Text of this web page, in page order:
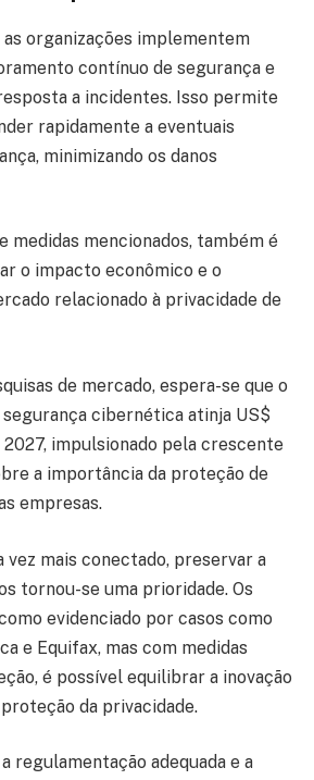
organizações implementem
contínuo de segurança e
a incidentes. Isso permite
rapidamente a eventuais
minimizando os danos
medidas mencionados, também é
o impacto econômico e o
relacionado à privacidade de
de mercado, espera-se que o
cibernética atinja US$
impulsionado pela crescente
a importância da proteção de
empresas.
vez mais conectado, preservar a
tornou-se uma prioridade. Os
evidenciado por casos como
e Equifax, mas com medidas
é possível equilibrar a inovação
da privacidade.
regulamentação adequada e a